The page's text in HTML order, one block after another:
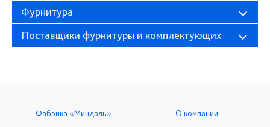
Фурнитура
Поставщики фурнитуры и комплектующих
Фабрика «Миндаль» О компании